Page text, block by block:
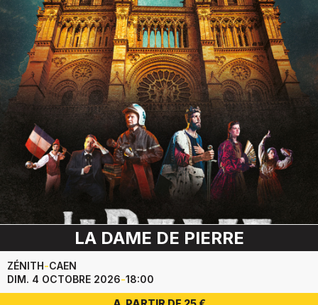
LA DAME DE PIERRE
ZÉNITH-CAEN
DIM. 4 OCTOBRE 2026-18:00